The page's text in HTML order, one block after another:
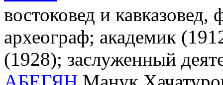
востоковед и
археограф; академик
(1928); заслуженный